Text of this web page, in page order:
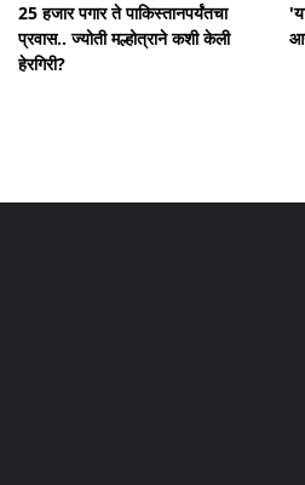
25 हजार पगार ते पाकिस्तानपर्यंतचा
प्रवास.. ज्योती मल्होत्राने कशी केली
हेरगिरी?